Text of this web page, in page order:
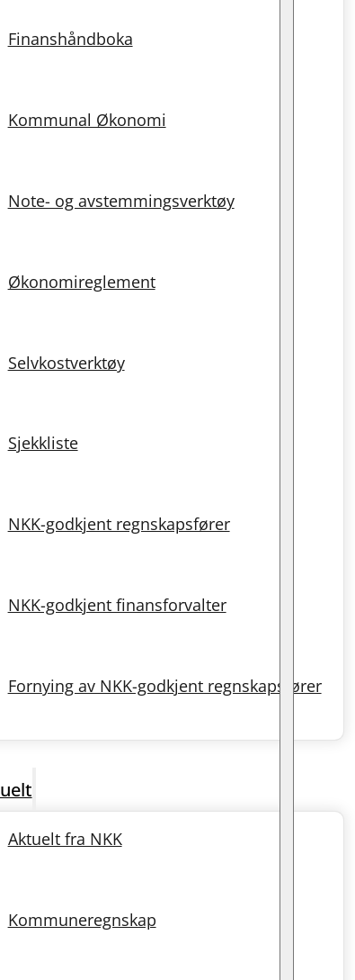
Finanshåndboka
Kommunal Økonomi
Note- og avstemmingsverktøy
Økonomireglement
Selvkostverktøy
Sjekkliste
NKK-godkjent regnskapsfører
NKK-godkjent finansforvalter
Fornying av NKK-godkjent regnskapsfører
Aktuelt fra NKK
Kommuneregnskap